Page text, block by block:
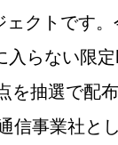
ェクトです
らない限
を抽選で配布
信事業社と